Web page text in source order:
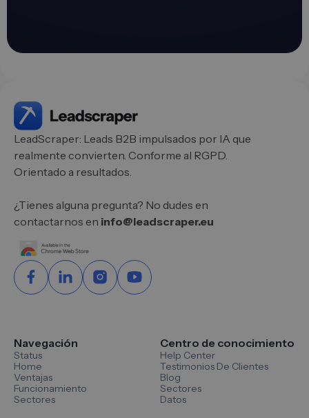
LeadScraper: Leads B2B impulsados por IA que
realmente convierten. Conforme al RGPD.
Orientado a resultados.
¿Tienes alguna pregunta? No dudes en
contactarnos en info@leadscraper.eu
Navegación
Status
Home
Ventajas
Funcionamiento
Sectores
Centro de conocimiento
Help Center
Testimonios De Clientes
Blog
Sectores
Datos